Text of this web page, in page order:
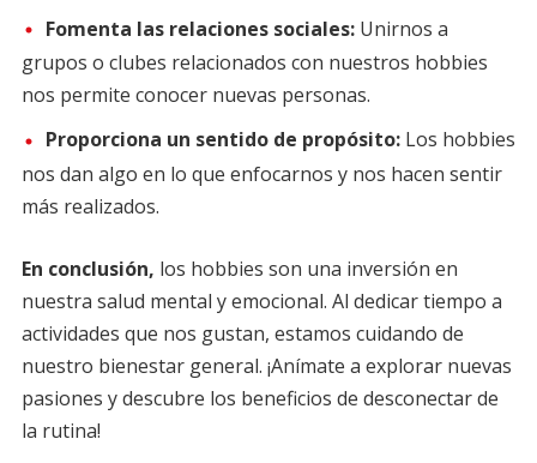
Fomenta las relaciones sociales:Unirnos a
grupos o clubes relacionados con nuestros hobbies
nos permite conocer nuevas personas.
Proporciona un sentido de propósito:Los hobbies
nos dan algo en lo que enfocarnos y nos hacen sentir
más realizados.
En conclusión, los hobbies son una inversión en
nuestra salud mental y emocional. Al dedicar tiempo a
actividades que nos gustan, estamos cuidando de
nuestro bienestar general. ¡Anímate a explorar nuevas
pasiones y descubre los beneficios de desconectar de
la rutina!